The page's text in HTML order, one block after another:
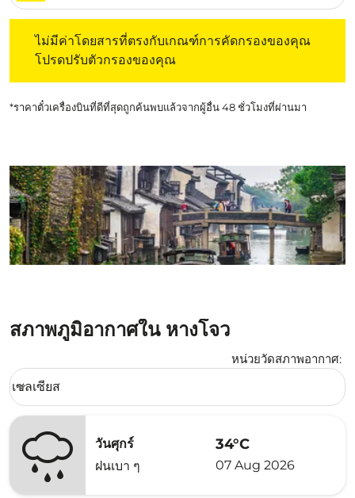
ไม่มีค่าโดยสารที่ตรงกับเกณฑ์การคัดกรองของคุณ
โปรดปรับตัวกรองของคุณ
*ราคาตั๋วเครื่องบินที่ดีที่สุดถูกค้นพบแล้วจากผู้อื่น 48 ชั่วโมงที่ผ่านมา
สภาพภูมิอากาศใน หางโจว
หน่วยวัดสภาพอากาศ:
Weather unit option เซลเซียส Selected
เซลเซียส
keyboard_arrow_down
วันศุกร์
ฝนเบา ๆ
34°C
07 Aug 2026